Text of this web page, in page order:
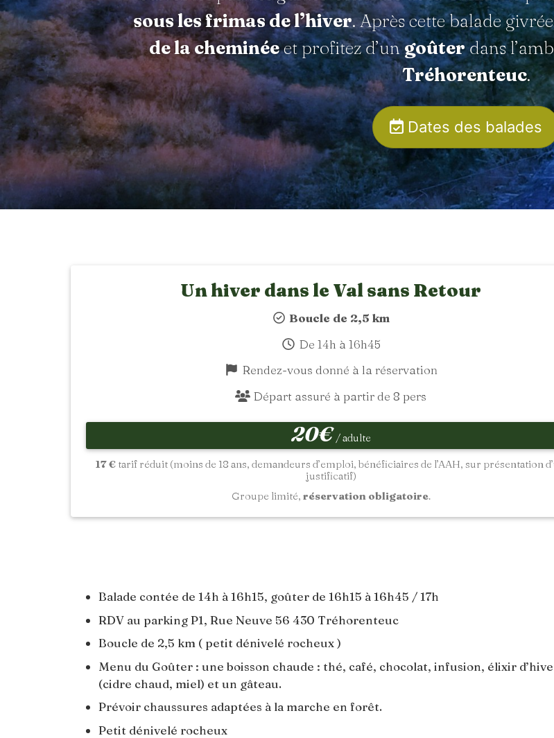
sous les frimas de l’hiver. Après cette balade
de la cheminéeet profitez d’ungoûterdans
Tréhorenteuc.
Dates des balades
Un hiver dans le Val sans Retour
Boucle de 2,5 km
De 14h à 16h45
Rendez-vous donné à la réservation
Départ assuré à partir de 8 pers
20€ / adulte
17 € tarif réduit (moins de 18 ans, demandeurs d’emploi, bénéficiaires de l’AAH, sur présentation
justificatif)
Groupe limité, réservation obligatoire.
Balade contée de 14h à 16h15, goûter de 16h15 à 16h45 / 17h
RDV au parking P1, Rue Neuve 56 430 Tréhorenteuc
Boucle de 2,5 km ( petit dénivelé rocheux )
Menu du Goûter : une boisson chaude : thé, café, chocolat, infusion, élixir
(cidre chaud, miel) et un gâteau.
Prévoir chaussures adaptées à la marche en forêt.
Petit dénivelé rocheux